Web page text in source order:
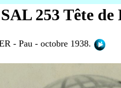
SAL 253 Tête de
- Pau - octobre 1938.